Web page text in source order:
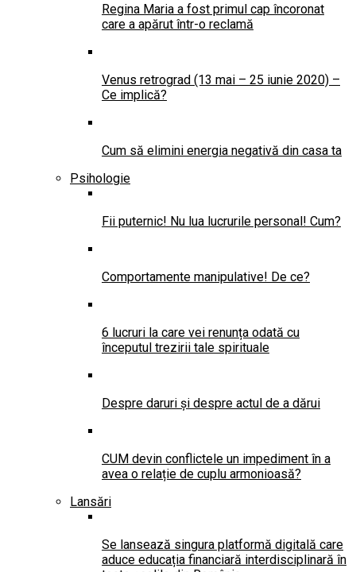
Regina Maria a fost primul cap încoronat
care a apărut într-o reclamă
Venus retrograd (13 mai – 25 iunie 2020) –
Ce implică?
Cum să elimini energia negativă din casa ta
Psihologie
Fii puternic! Nu lua lucrurile personal! Cum?
Comportamente manipulative! De ce?
6 lucruri la care vei renunța odată cu
începutul trezirii tale spirituale
Despre daruri și despre actul de a dărui
CUM devin conflictele un impediment în a
avea o relație de cuplu armonioasă?
Lansări
Se lansează singura platformă digitală care
aduce educația financiară interdisciplinară în